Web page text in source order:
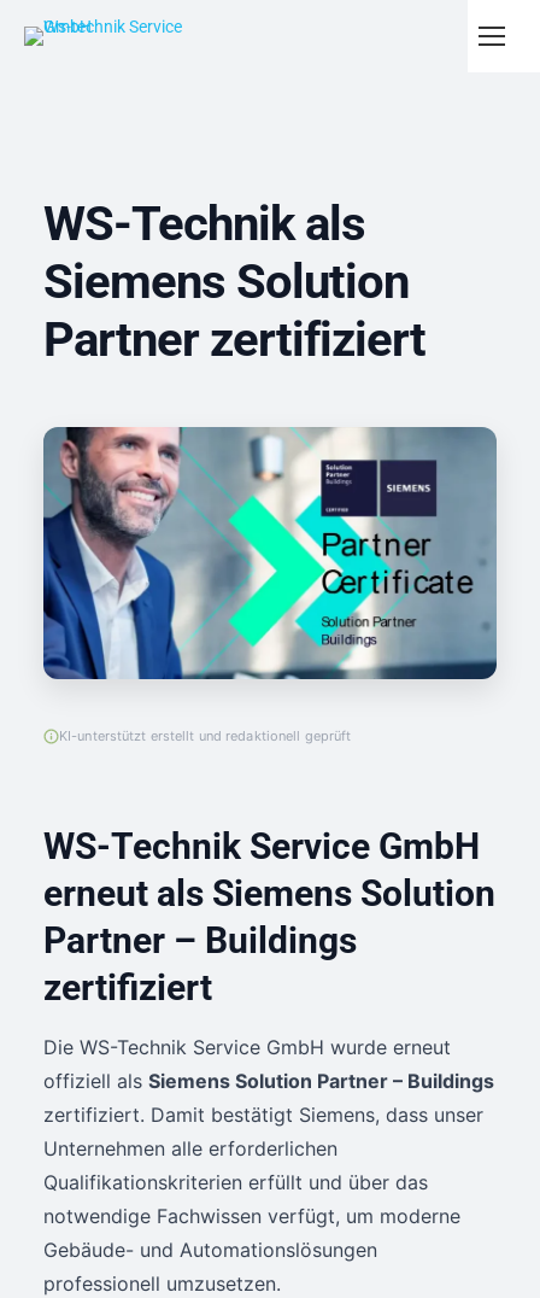
WS-Technik als
Siemens Solution
Partner zertifiziert
KI-unterstützt erstellt und redaktionell geprüft
WS-Technik Service GmbH
erneut als Siemens Solution
Partner – Buildings
zertifiziert
Die WS-Technik Service GmbH wurde erneut
offiziell als Siemens Solution Partner – Buildings
zertifiziert. Damit bestätigt Siemens, dass unser
Unternehmen alle erforderlichen
Qualifikationskriterien erfüllt und über das
notwendige Fachwissen verfügt, um moderne
Gebäude- und Automationslösungen
professionell umzusetzen.